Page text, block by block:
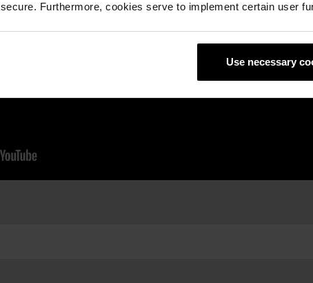
secure. Furthermore, cookies serve to implement certain user
Use necessary